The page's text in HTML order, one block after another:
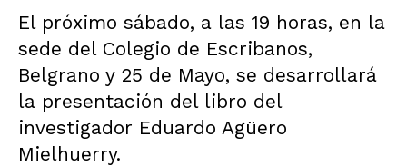
El próximo sábado, a las 19 horas, en la
sede del Colegio de Escribanos,
Belgrano y 25 de Mayo, se desarrollará
la presentación del libro del
investigador Eduardo Agüero
Mielhuerry.